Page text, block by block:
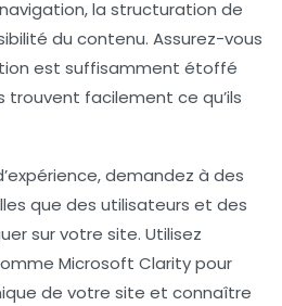
la structuration de
du contenu. Assurez-vous
est suffisamment étoffé
trouvent facilement ce qu’ils
demandez à des
que des utilisateurs et des
sur votre site. Utilisez
Microsoft Claritypour
de votre site et connaître